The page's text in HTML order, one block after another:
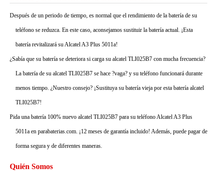
Después de un periodo de tiempo, es normal que el rendimiento de la batería de su
teléfono se reduzca. En este caso, aconsejamos sustituir la batería actual. ¡Esta
batería revitalizará su Alcatel A3 Plus 5011a!
¿Sabía que su batería se deteriora si carga su alcatel TLI025B7 con mucha frecuencia?
La batería de su alcatel TLI025B7 se hace ?vaga? y su teléfono funcionará durante
menos tiempo. ¿Nuestro consejo? ¡Sustituya su batería vieja por esta batería alcatel
TLI025B7!
Pida una batería 100% nuevo alcatel TLI025B7 para su teléfono Alcatel A3 Plus
5011a en parabaterias.com. ¡12 meses de garantía incluido! Además, puede pagar de
forma segura y de diferentes maneras.
Quién Somos